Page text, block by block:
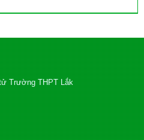
Trường THPT Lắk